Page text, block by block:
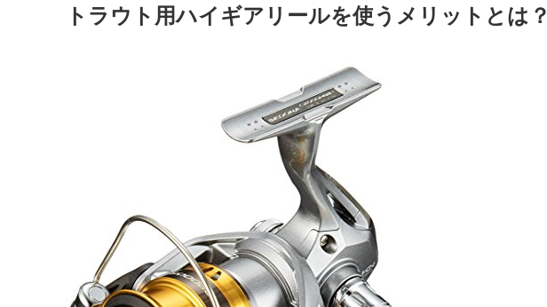
トラウト用ハイギアリールを使うメリットとは？